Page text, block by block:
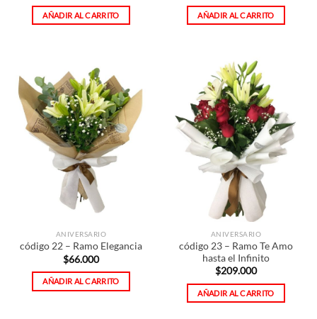
AÑADIR AL CARRITO AÑADIR AL CARRITO
ANIVERSARIO
código 22 – Ramo Elegancia
$66.000
AÑADIR AL CARRITO
ANIVERSARIO
código 23 – Ramo Te Amo
hasta el Infinito
$209.000
AÑADIR AL CARRITO